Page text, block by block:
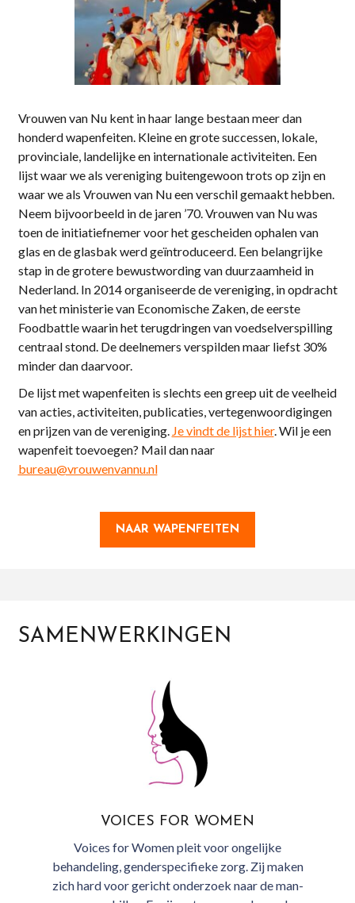
Vrouwen van Nu kent in haar lange bestaan meer dan
honderd wapenfeiten. Kleine en grote successen, lokale,
provinciale, landelijke en internationale activiteiten. Een
lijst waar we als vereniging buitengewoon trots op zijn en
waar we als Vrouwen van Nu een verschil gemaakt hebben.
Neem bijvoorbeeld in de jaren ’70. Vrouwen van Nu was
toen de initiatiefnemer voor het gescheiden ophalen van
glas en de glasbak werd geïntroduceerd. Een belangrijke
stap in de grotere bewustwording van duurzaamheid in
Nederland. In 2014 organiseerde de vereniging, in opdracht
van het ministerie van Economische Zaken, de eerste
Foodbattle waarin het terugdringen van voedselverspilling
centraal stond. De deelnemers verspilden maar liefst 30%
minder dan daarvoor.
De lijst met wapenfeiten is slechts een greep uit de veelheid
van acties, activiteiten, publicaties, vertegenwoordigingen
en prijzen van de vereniging. Je vindt de lijst hier. Wil je een
wapenfeit toevoegen? Mail dan naar
bureau@vrouwenvannu.nl
NAAR WAPENFEITEN
SAMENWERKINGEN
VOICES FOR WOMEN
Voices for Women pleit voor ongelijke
behandeling, genderspecifieke zorg. Zij maken
zich hard voor gericht onderzoek naar de man-